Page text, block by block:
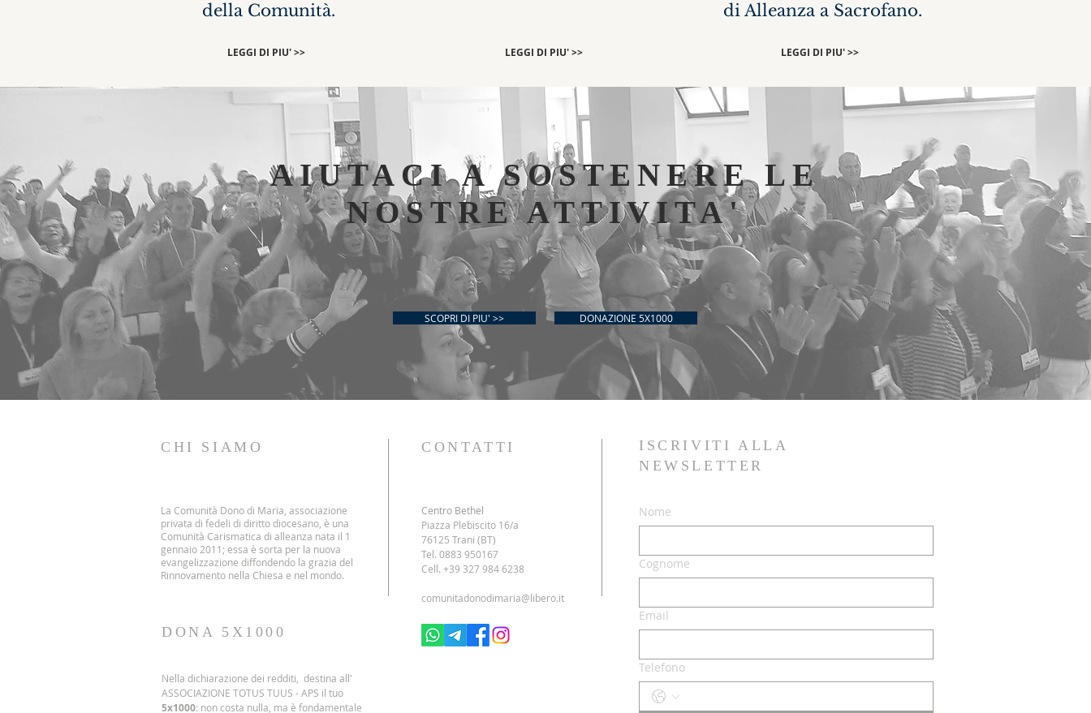
della Comunità.
LEGGI DI PIU' >> LEGGI DI PIU' >>
di Alleanza a Sacrofano.
LEGGI DI PIU' >>
AIUTACI A SOSTENERE LE
NOSTRE ATTIVITA'
SCOPRI DI PIU' >> DONAZIONE 5X1000
CHI SIAMO
La Comunità Dono di Maria, associazione
privata di fedeli di diritto diocesano, è una
Comunità Carismatica di alleanza nata il 1
gennaio 2011; essa è sorta per la nuova
evangelizzazione diffondendo la grazia del
Rinnovamento nella Chiesa e nel mondo.
CONTATTI
Centro Bethel
Piazza Plebiscito 16/a
76125 Trani (BT)
Tel. 0883 950167
Cell. +39 327 984 6238
comunitadonodimaria@libero.it
DONA 5X1000
Nella dichiarazione dei redditi, destina all'
ASSOCIAZIONE TOTUS TUUS - APS il tuo
5x1000: non costa nulla, ma è fondamentale
ISCRIVITI ALLA
NEWSLETTER
Nome
Cognome
Email
Telefono